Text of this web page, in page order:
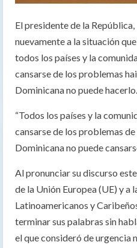
El presidente de la
nuevamente a la situación
todos los países y la
cansarse de los problemas
Dominicana no puede hacerlo.
“Todos los países y la
cansarse de los problemas
Dominicana no puede
Al pronunciar su discurso
de la Unión Europea (UE) y a
Latinoamericanos y
terminar sus palabras sin
el que consideró de urgencia